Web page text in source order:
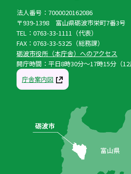
法人番号：7000020162086
〒939-1398 富山県砺波市栄町7番3号
TEL：0763-33-1111（代表）
FAX：0763-33-5325（総務課）
砺波市役所（本庁舎）へのアクセス
開庁時間：平日8時30分〜17時15分（12
庁舎案内図